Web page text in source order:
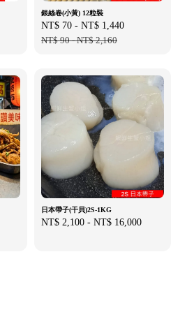
銀絲卷(小黃) 12粒裝
Sale
price
NT$ 70 - NT$ 1,440
NT$ 90-NT$ 2,160
日本帶子(干貝)2S-1KG
Regular
NT$ 2,100 - NT$ 16,000